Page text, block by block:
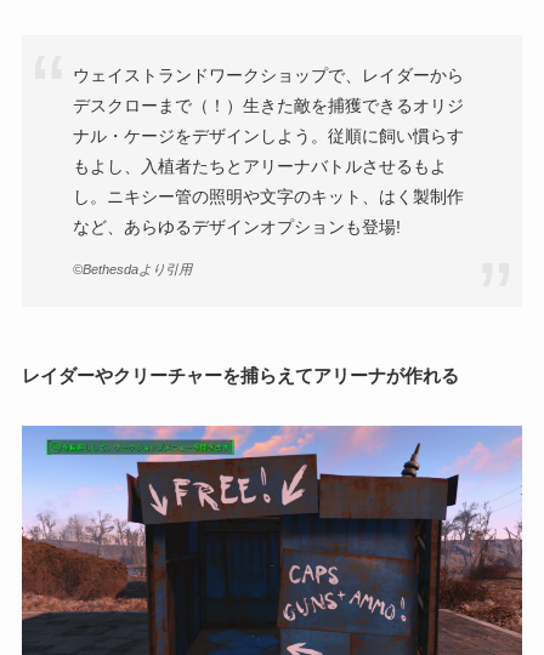
ウェイストランドワークショップで、レイダーから
デスクローまで（！）生きた敵を捕獲できるオリジ
ナル・ケージをデザインしよう。従順に飼い慣らす
もよし、入植者たちとアリーナバトルさせるもよ
し。ニキシー管の照明や文字のキット、はく製制作
など、あらゆるデザインオプションも登場!
©Bethesdaより引用
レイダーやクリーチャーを捕らえてアリーナが作れる